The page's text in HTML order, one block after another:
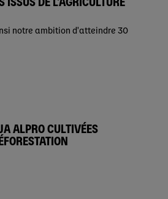
notre ambition d'atteindre 30
ALPRO CULTIVÉES